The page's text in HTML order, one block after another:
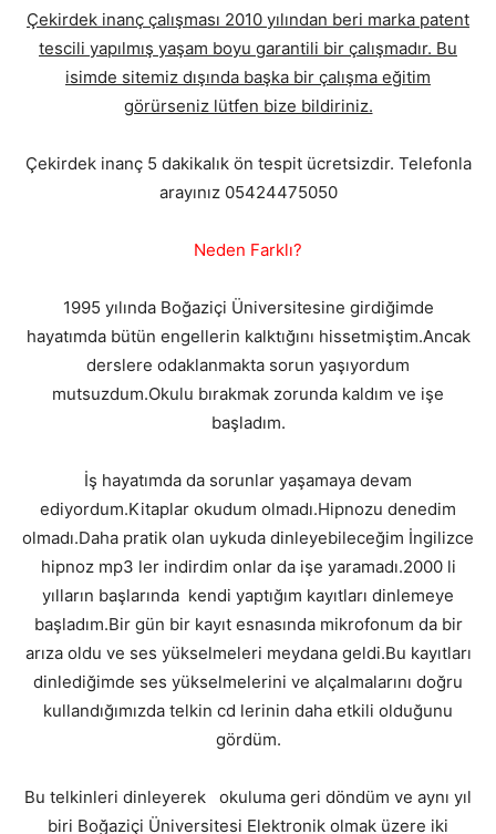
Çekirdek inanç çalışması 2010 yılından beri marka patent
tescili yapılmış yaşam boyu garantili bir çalışmadır. Bu
isimde sitemiz dışında başka bir çalışma eğitim
görürseniz lütfen bize bildiriniz.
Çekirdek inanç 5 dakikalık ön tespit ücretsizdir. Telefonla
arayınız 05424475050
Neden Farklı?
1995 yılında Boğaziçi Üniversitesine girdiğimde
hayatımda bütün engellerin kalktığını hissetmiştim.Ancak
derslere odaklanmakta sorun yaşıyordum
mutsuzdum.Okulu bırakmak zorunda kaldım ve işe
başladım.
İş hayatımda da sorunlar yaşamaya devam
ediyordum.Kitaplar okudum olmadı.Hipnozu denedim
olmadı.Daha pratik olan uykuda dinleyebileceğim İngilizce
hipnoz mp3 ler indirdim onlar da işe yaramadı.2000 li
yılların başlarında kendi yaptığım kayıtları dinlemeye
başladım.Bir gün bir kayıt esnasında mikrofonum da bir
arıza oldu ve ses yükselmeleri meydana geldi.Bu kayıtları
dinlediğimde ses yükselmelerini ve alçalmalarını doğru
kullandığımızda telkin cd lerinin daha etkili olduğunu
gördüm.
Bu telkinleri dinleyerek okuluma geri döndüm ve aynı yıl
biri Boğaziçi Üniversitesi Elektronik olmak üzere iki